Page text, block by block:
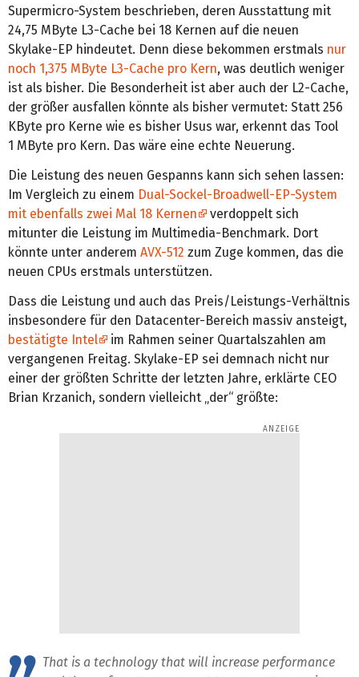
Supermicro-System beschrieben, deren Ausstattung mit
24,75 MByte L3-Cache bei 18 Kernen auf die neuen
Skylake-EP hindeutet. Denn diese bekommen erstmals nur
noch 1,375 MByte L3-Cache pro Kern, was deutlich weniger
ist als bisher. Die Besonderheit ist aber auch der L2-Cache,
der größer ausfallen könnte als bisher vermutet: Statt 256
KByte pro Kerne wie es bisher Usus war, erkennt das Tool
1 MByte pro Kern. Das wäre eine echte Neuerung.
Die Leistung des neuen Gespanns kann sich sehen lassen:
Im Vergleich zu einem Dual-Sockel-Broadwell-EP-System
mit ebenfalls zwei Mal 18 Kernen
verdoppelt sich
mitunter die Leistung im Multimedia-Benchmark. Dort
könnte unter anderem AVX-512 zum Zuge kommen, das die
neuen CPUs erstmals unterstützen.
Dass die Leistung und auch das Preis/Leistungs-Verhältnis
insbesondere für den Datacenter-Bereich massiv ansteigt,
bestätigte Intel
im Rahmen seiner Quartalszahlen am
vergangenen Freitag. Skylake-EP sei demnach nicht nur
einer der größten Schritte der letzten Jahre, erklärte CEO
Brian Krzanich, sondern vielleicht „der“ größte:
That is a technology that will increase performance